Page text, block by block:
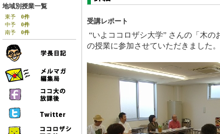
地域別授業一覧
東予 0件
中予 0件
南予 0件
受講レポート
“いよココロザシ大学” さんの「木
の授業に参加させていただきました。